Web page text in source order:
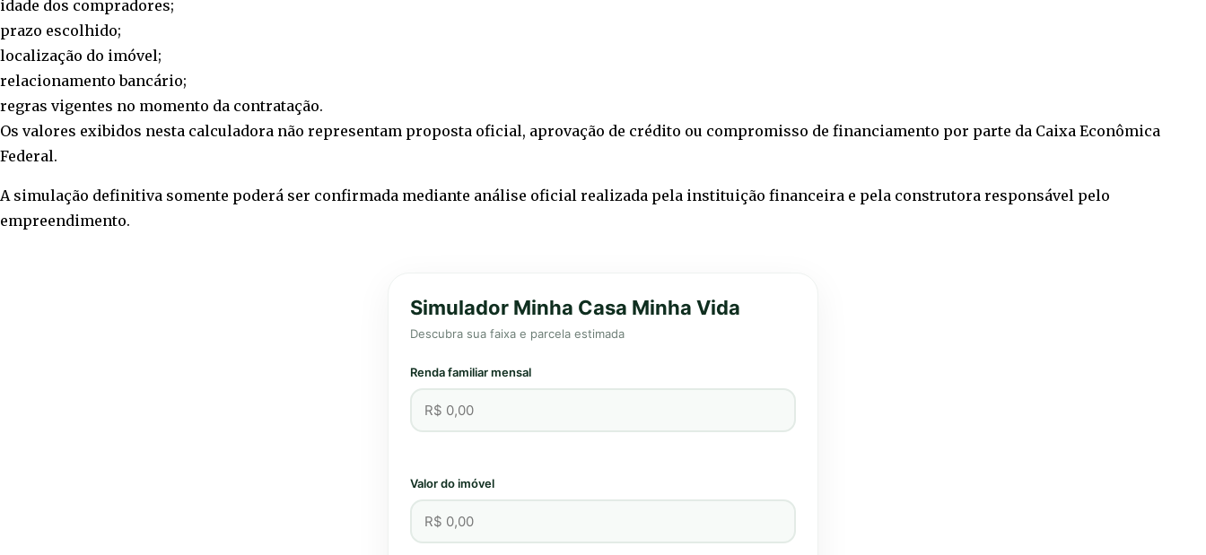
idade dos compradores;
prazo escolhido;
localização do imóvel;
relacionamento bancário;
regras vigentes no momento da contratação.
Os valores exibidos nesta calculadora não representam proposta oficial, aprovação de crédito ou compromisso de financiamento por parte da Caixa Econômica
Federal.
A simulação definitiva somente poderá ser confirmada mediante análise oficial realizada pela instituição financeira e pela construtora responsável pelo
empreendimento.
Simulador Minha Casa Minha Vida
Descubra sua faixa e parcela estimada
Renda familiar mensal
Valor do imóvel